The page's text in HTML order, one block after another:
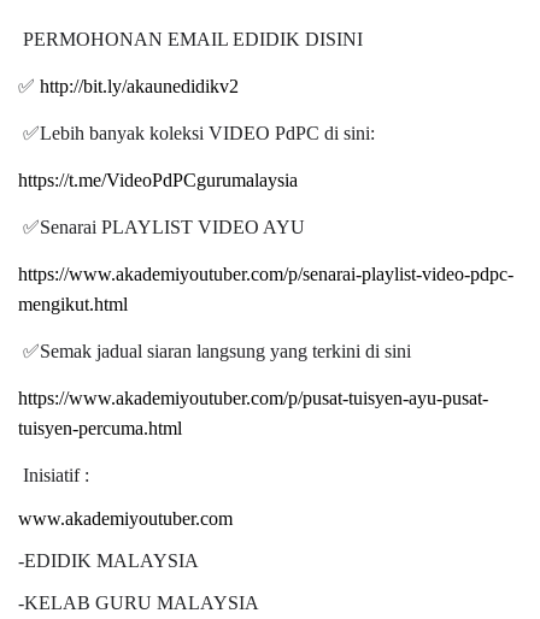
PERMOHONAN EMAIL EDIDIK DISINI
✅ http://bit.ly/akaunedidikv2
✅Lebih banyak koleksi VIDEO PdPC di sini:
https://t.me/VideoPdPCgurumalaysia
✅Senarai PLAYLIST VIDEO AYU
https://www.akademiyoutuber.com/p/senarai-playlist-video-pdpc-
mengikut.html
✅Semak jadual siaran langsung yang terkini di sini
https://www.akademiyoutuber.com/p/pusat-tuisyen-ayu-pusat-
tuisyen-percuma.html
Inisiatif :
www.akademiyoutuber.com
-EDIDIK MALAYSIA
-KELAB GURU MALAYSIA